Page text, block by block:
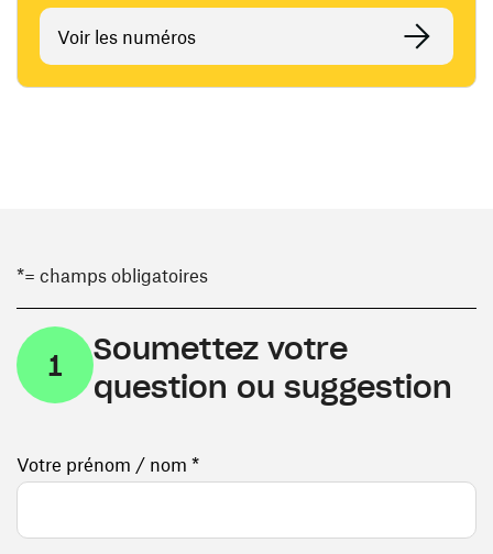
Voir les numéros
*= champs obligatoires
1
Soumettez votre
question ou suggestion
Votre prénom / nom *